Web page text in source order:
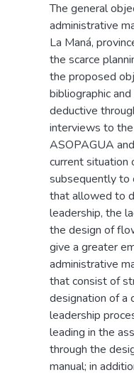
The general
administrative
La Maná,
the scarce
the proposed
bibliographic
deductive
interviews to
ASOPAGUA
current situation
subsequently to
that allowed to
leadership, the
the design of
give a greater
administrative
that consist of
designation of a
leadership
leading in the
through the
manual; in